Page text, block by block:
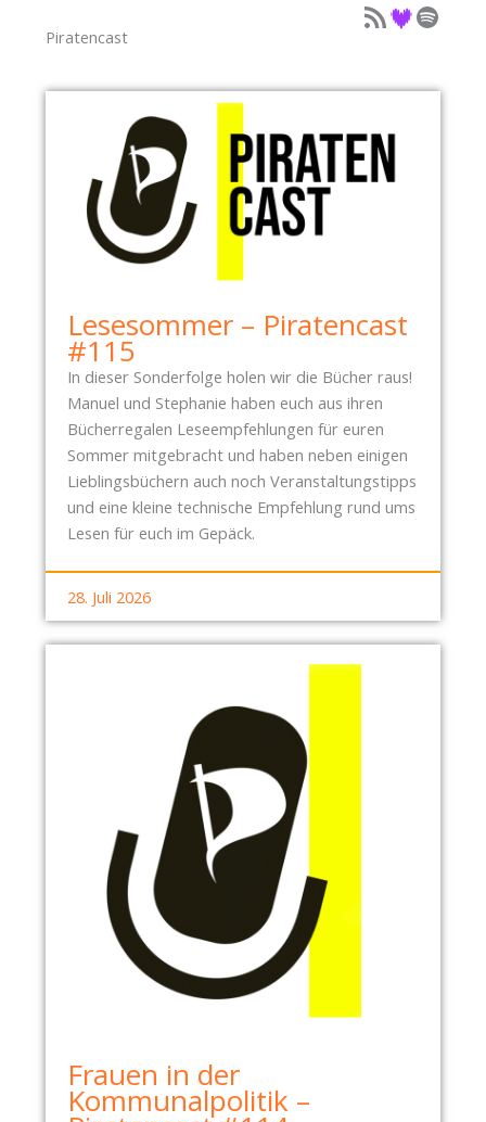
Piratencast
Podcast als Feed Podcast auf Deezer Podcast auf Spotify
Lesesommer – Piratencast
#115
In dieser Sonderfolge holen wir die Bücher raus!
Manuel und Stephanie haben euch aus ihren
Bücherregalen Leseempfehlungen für euren
Sommer mitgebracht und haben neben einigen
Lieblingsbüchern auch noch Veranstaltungstipps
und eine kleine technische Empfehlung rund ums
Lesen für euch im Gepäck.
28. Juli 2026
Frauen in der
Kommunalpolitik –